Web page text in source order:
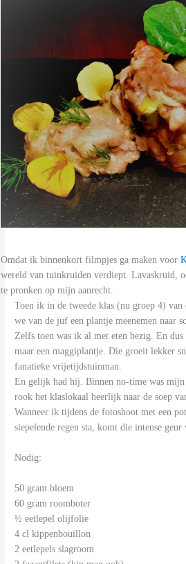
Omdat ik binnenkort filmpjes ga maken voor
wereld van tuinkruiden verdiept. Lavaskruid,
te pronken op mijn aanrecht.
Toen ik in de tweede klas (nu groep 4) van
we van de juf een plantje meenemen naar
Zelfs toen was ik al met eten bezig. En
maar een maggiplantje. Die groeit lekker
fanatieke vrijetijdstuinman.
En gelijk had hij. Binnen no-time was mijn
rook het klaslokaal heerlijk naar de soep
Wanneer ik tijdens de fotoshoot met een
siepelende regen sta, komt die intense
Nodig:
50 gram bloem
60 gram roomboter
½ eetlepel olijfolie
4 cl kippenbouillon
2 eetlepels slagroom